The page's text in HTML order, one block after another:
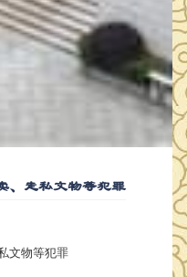
、走私文物等犯罪
文物等犯罪